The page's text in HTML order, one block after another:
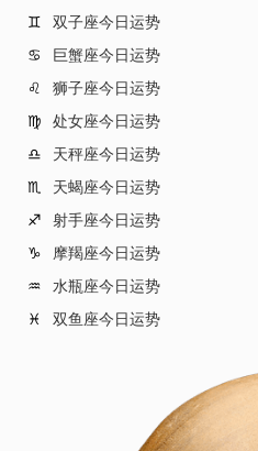
♊
双子座今日运势
♋
巨蟹座今日运势
♌
狮子座今日运势
♍
处女座今日运势
♎
天秤座今日运势
♏
天蝎座今日运势
♐
射手座今日运势
♑
摩羯座今日运势
♒
水瓶座今日运势
♓
双鱼座今日运势